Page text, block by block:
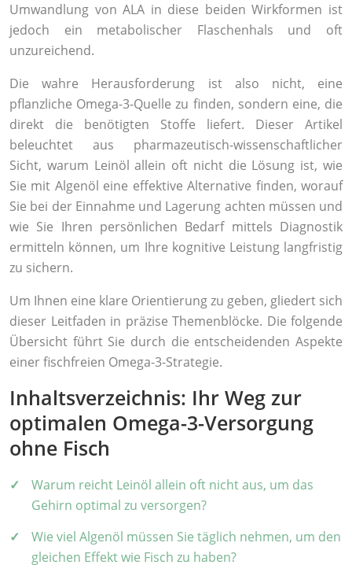
Umwandlung von ALA in diese beiden Wirkformen ist
jedoch ein metabolischer Flaschenhals und oft
unzureichend.
Die wahre Herausforderung ist also nicht, eine
pflanzliche Omega-3-Quelle zu finden, sondern eine, die
direkt die benötigten Stoffe liefert. Dieser Artikel
beleuchtet aus pharmazeutisch-wissenschaftlicher
Sicht, warum Leinöl allein oft nicht die Lösung ist, wie
Sie mit Algenöl eine effektive Alternative finden, worauf
Sie bei der Einnahme und Lagerung achten müssen und
wie Sie Ihren persönlichen Bedarf mittels Diagnostik
ermitteln können, um Ihre kognitive Leistung langfristig
zu sichern.
Um Ihnen eine klare Orientierung zu geben, gliedert sich
dieser Leitfaden in präzise Themenblöcke. Die folgende
Übersicht führt Sie durch die entscheidenden Aspekte
einer fischfreien Omega-3-Strategie.
Inhaltsverzeichnis: Ihr Weg zur
optimalen Omega-3-Versorgung
ohne Fisch
Warum reicht Leinöl allein oft nicht aus, um das
Gehirn optimal zu versorgen?
Wie viel Algenöl müssen Sie täglich nehmen, um den
gleichen Effekt wie Fisch zu haben?